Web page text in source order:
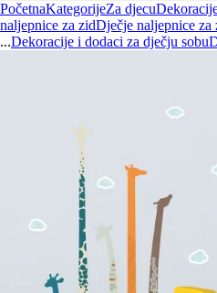
PočetnaKategorijeZa djecu
naljepnice za zidDječje naljepnice za
...Dekoracije i dodaci za dječju sobu